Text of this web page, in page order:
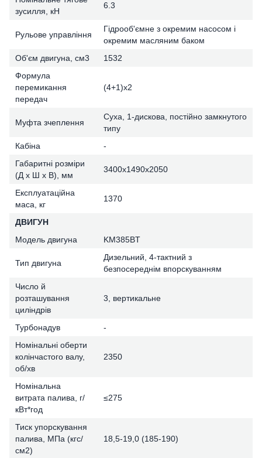
зусилля, кН
6.3
Рульове управління
Гідрооб'ємне з окремим насосом і
окремим масляним баком
Об'єм двигуна, см3
1532
Формула
перемикання
передач
(4+1)х2
Муфта зчеплення
Суха, 1-дискова, постійно замкнутого
типу
Кабіна
-
Габаритні розміри
(Д х Ш х В), мм
3400x1490x2050
Експлуатаційна
маса, кг
1370
ДВИГУН
Модель двигуна
KM385BT
Тип двигуна
Дизельний, 4-тактний з
безпосереднім впорскуванням
Число й
розташування
циліндрів
3, вертикальне
Турбонадув
-
Номінальні оберти
колінчастого валу,
об/хв
2350
Номінальна
витрата палива, г/
кВт*год
≤275
Тиск упорскування
палива, МПа (кгс/
см2)
18,5-19,0 (185-190)